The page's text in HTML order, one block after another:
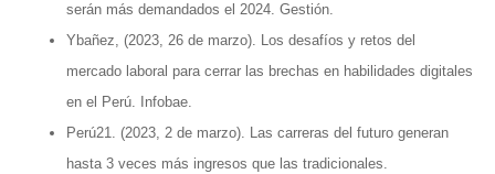
serán más demandados el 2024. Gestión.
Ybañez, (2023, 26 de marzo). Los desafíos y retos del
mercado laboral para cerrar las brechas en habilidades digitales
en el Perú. Infobae.
Perú21. (2023, 2 de marzo). Las carreras del futuro generan
hasta 3 veces más ingresos que las tradicionales.